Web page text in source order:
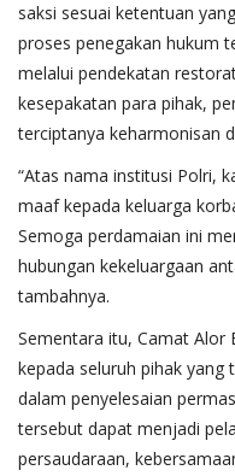
saksi sesuai ketentuan
proses penegakan hukum
melalui pendekatan
kesepakatan para pihak,
terciptanya keharmonisan
“Atas nama institusi Polri,
maaf kepada keluarga
Semoga perdamaian ini
hubungan kekeluargaan
tambahnya.
Sementara itu, Camat Alor
kepada seluruh pihak yang
dalam penyelesaian
tersebut dapat menjadi
persaudaraan,